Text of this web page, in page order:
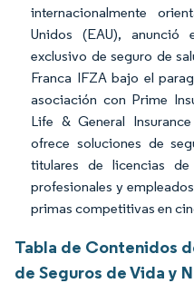
internacionalmente
Unidos (EAU),
exclusivo de seguro de
Franca IFZA bajo el
asociación con Prime
Life & General
ofrece soluciones de
titulares de licencias
profesionales y
primas competitivas en
Tabla de Contenidos
de Seguros de Vida y